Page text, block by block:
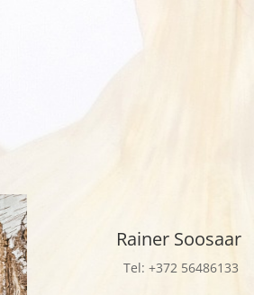
Rainer Soosaar
Tel: +372 56486133